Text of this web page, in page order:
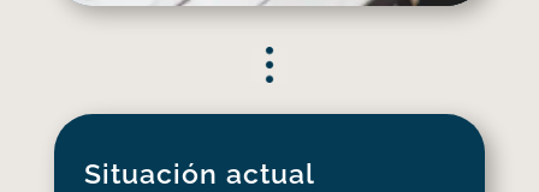
Situación actual